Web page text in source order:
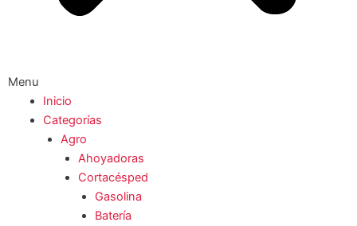
Menu
Inicio
Categorías
Agro
Ahoyadoras
Cortacésped
Gasolina
Batería